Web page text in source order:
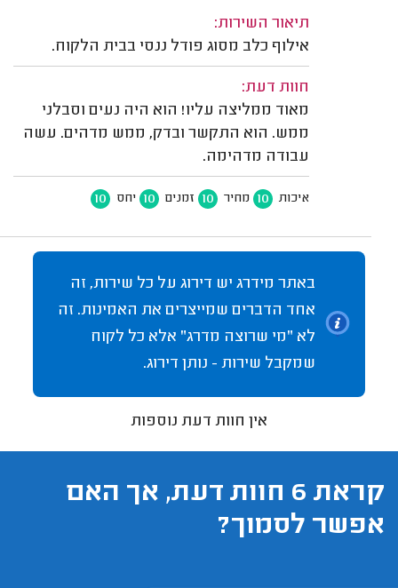
תיאור השירות:
אילוף כלב מסוג פודל ננסי בבית הלקוח.
חוות דעת:
מאוד ממליצה עליו! הוא היה נעים וסבלני
ממש. הוא התקשר ובדק, ממש מדהים. עשה
עבודה מדהימה.
איכות 10 מחיר 10 זמנים 10 יחס 10
באתר מידרג יש דירוג על כל שירות, זה
אחד הדברים שמייצרים את האמינות. זה
לא "מי שרוצה מדרג" אלא כל לקוח
שמקבל שירות - נותן דירוג.
אין חוות דעת נוספות
קראת 6 חוות דעת, אך האם
אפשר לסמוך?